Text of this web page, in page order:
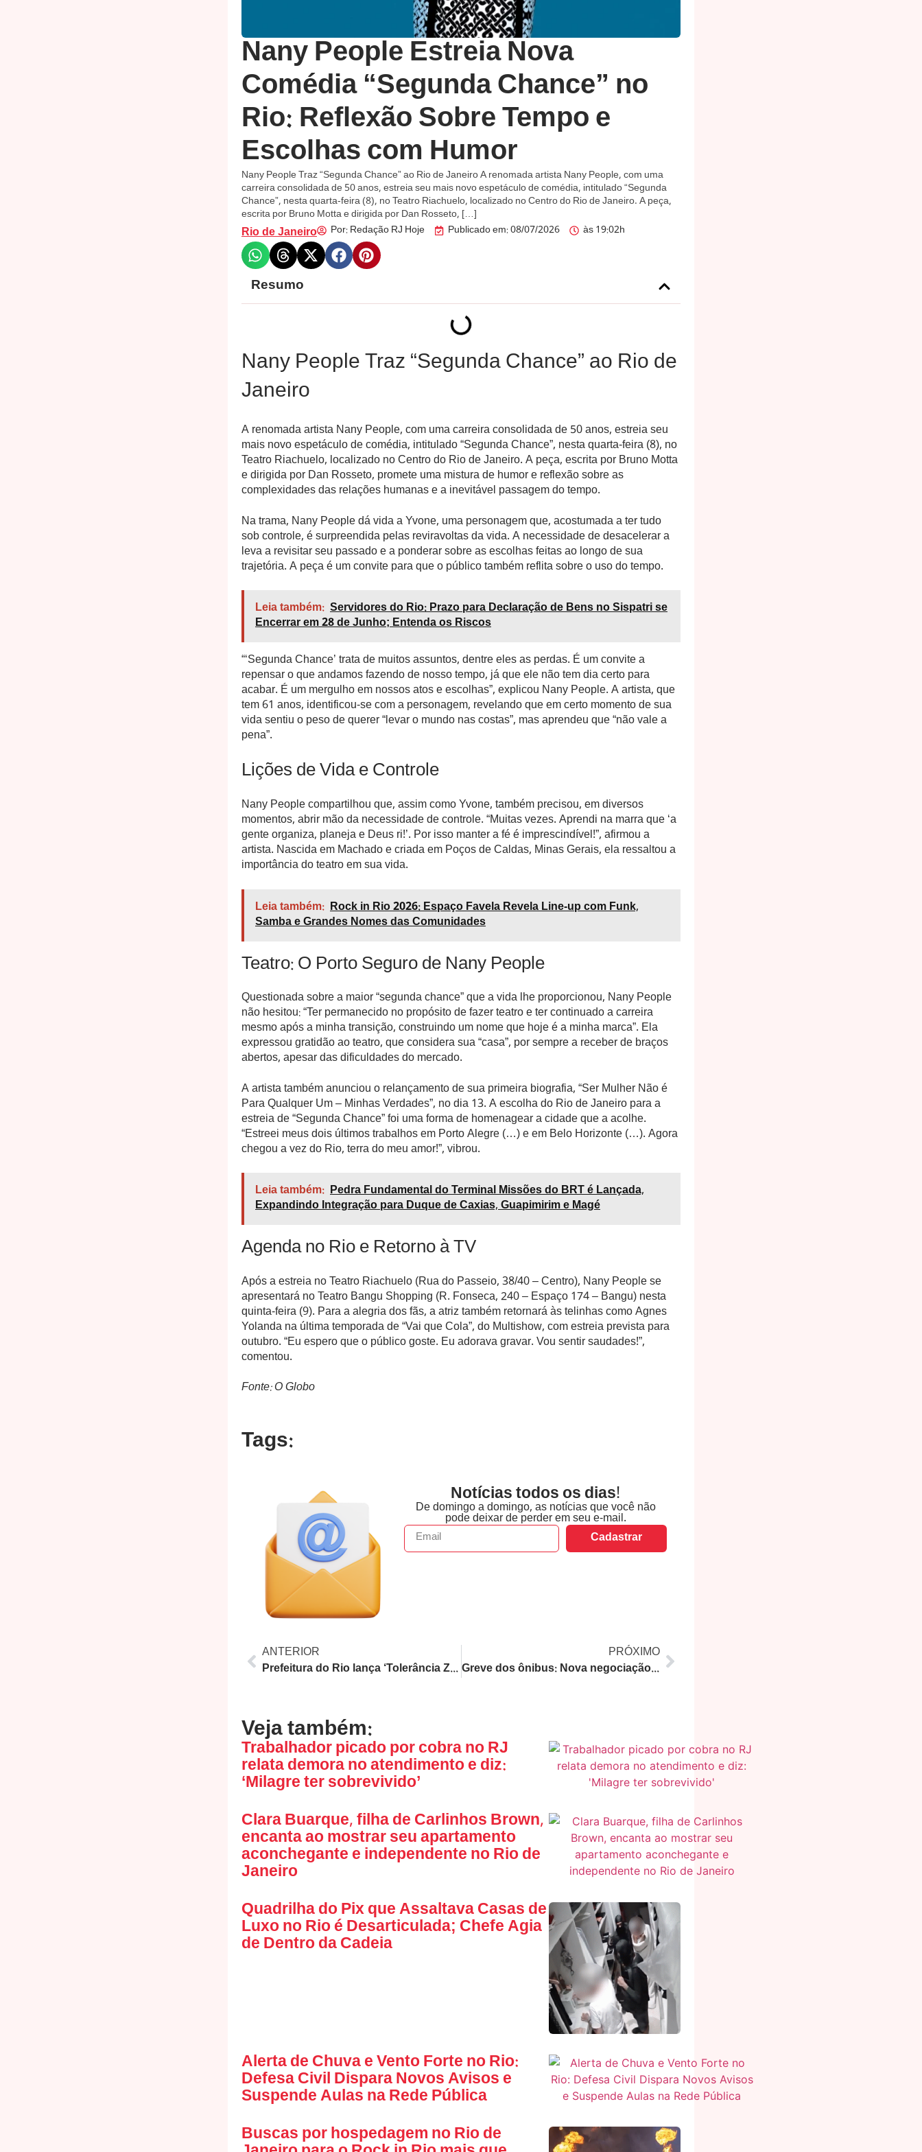
Nany People Estreia Nova
Comédia “Segunda Chance” no
Rio: Reflexão Sobre Tempo e
Escolhas com Humor
Nany People Traz “Segunda Chance” ao Rio de Janeiro A renomada artista Nany People, com uma
carreira consolidada de 50 anos, estreia seu mais novo espetáculo de comédia, intitulado “Segunda
Chance”, nesta quarta-feira (8), no Teatro Riachuelo, localizado no Centro do Rio de Janeiro. A peça,
escrita por Bruno Motta e dirigida por Dan Rosseto, […]
Rio de Janeiro Por: Redação RJ Hoje Publicado em:08/07/2026 às19:02h
Resumo
Nany People Traz “Segunda Chance” ao Rio de
Janeiro
A renomada artista Nany People, com uma carreira consolidada de 50 anos, estreia seu
mais novo espetáculo de comédia, intitulado “Segunda Chance”, nesta quarta-feira (8), no
Teatro Riachuelo, localizado no Centro do Rio de Janeiro. A peça, escrita por Bruno Motta
e dirigida por Dan Rosseto, promete uma mistura de humor e reflexão sobre as
complexidades das relações humanas e a inevitável passagem do tempo.
Na trama, Nany People dá vida a Yvone, uma personagem que, acostumada a ter tudo
sob controle, é surpreendida pelas reviravoltas da vida. A necessidade de desacelerar a
leva a revisitar seu passado e a ponderar sobre as escolhas feitas ao longo de sua
trajetória. A peça é um convite para que o público também reflita sobre o uso do tempo.
Leia também: Servidores do Rio: Prazo para Declaração de Bens no Sispatri se
Encerrar em 28 de Junho; Entenda os Riscos
“‘Segunda Chance’ trata de muitos assuntos, dentre eles as perdas. É um convite a
repensar o que andamos fazendo de nosso tempo, já que ele não tem dia certo para
acabar. É um mergulho em nossos atos e escolhas”, explicou Nany People. A artista, que
tem 61 anos, identificou-se com a personagem, revelando que em certo momento de sua
vida sentiu o peso de querer “levar o mundo nas costas”, mas aprendeu que “não vale a
pena”.
Lições de Vida e Controle
Nany People compartilhou que, assim como Yvone, também precisou, em diversos
momentos, abrir mão da necessidade de controle. “Muitas vezes. Aprendi na marra que ‘a
gente organiza, planeja e Deus ri!’. Por isso manter a fé é imprescindível!”, afirmou a
artista. Nascida em Machado e criada em Poços de Caldas, Minas Gerais, ela ressaltou a
importância do teatro em sua vida.
Leia também: Rock in Rio 2026: Espaço Favela Revela Line-up com Funk,
Samba e Grandes Nomes das Comunidades
Teatro: O Porto Seguro de Nany People
Questionada sobre a maior “segunda chance” que a vida lhe proporcionou, Nany People
não hesitou: “Ter permanecido no propósito de fazer teatro e ter continuado a carreira
mesmo após a minha transição, construindo um nome que hoje é a minha marca”. Ela
expressou gratidão ao teatro, que considera sua “casa”, por sempre a receber de braços
abertos, apesar das dificuldades do mercado.
A artista também anunciou o relançamento de sua primeira biografia, “Ser Mulher Não é
Para Qualquer Um – Minhas Verdades”, no dia 13. A escolha do Rio de Janeiro para a
estreia de “Segunda Chance” foi uma forma de homenagear a cidade que a acolhe.
“Estreei meus dois últimos trabalhos em Porto Alegre (…) e em Belo Horizonte (…). Agora
chegou a vez do Rio, terra do meu amor!”, vibrou.
Leia também: Pedra Fundamental do Terminal Missões do BRT é Lançada,
Expandindo Integração para Duque de Caxias, Guapimirim e Magé
Agenda no Rio e Retorno à TV
Após a estreia no Teatro Riachuelo (Rua do Passeio, 38/40 – Centro), Nany People se
apresentará no Teatro Bangu Shopping (R. Fonseca, 240 – Espaço 174 – Bangu) nesta
quinta-feira (9). Para a alegria dos fãs, a atriz também retornará às telinhas como Agnes
Yolanda na última temporada de “Vai que Cola”, do Multishow, com estreia prevista para
outubro. “Eu espero que o público goste. Eu adorava gravar. Vou sentir saudades!”,
comentou.
Fonte: O Globo
Tags:
Notícias todos os dias!
De domingo a domingo, as notícias que você não
pode deixar de perder em seu e-mail.
Cadastrar
ANTERIOR
Prefeitura do Rio lança ‘Tolerância Zero’ contra comércio irregular na orla com plano de expansão para o Centro
PRÓXIMO
Greve dos ônibus: Nova negociação entre rodoviários e empresas marcada para segunda-feira após rejeição de proposta
Veja também:
Trabalhador picado por cobra no RJ
relata demora no atendimento e diz:
‘Milagre ter sobrevivido’
Clara Buarque, filha de Carlinhos Brown,
encanta ao mostrar seu apartamento
aconchegante e independente no Rio de
Janeiro
Quadrilha do Pix que Assaltava Casas de
Luxo no Rio é Desarticulada; Chefe Agia
de Dentro da Cadeia
Alerta de Chuva e Vento Forte no Rio:
Defesa Civil Dispara Novos Avisos e
Suspende Aulas na Rede Pública
Buscas por hospedagem no Rio de